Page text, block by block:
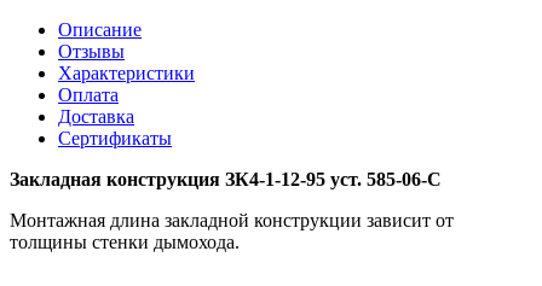
Описание
Отзывы
Характеристики
Оплата
Доставка
Сертификаты
Закладная конструкция ЗК4-1-12-95 уст. 585-06-С
Монтажная длина закладной конструкции зависит от
толщины стенки дымохода.